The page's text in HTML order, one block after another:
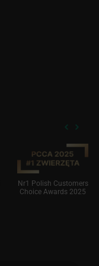
Nr1 Polish Customers
Choice Awards 2025